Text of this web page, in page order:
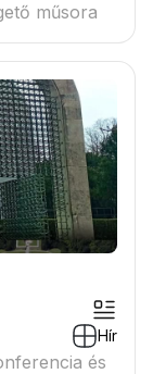
műsora
Hír
és